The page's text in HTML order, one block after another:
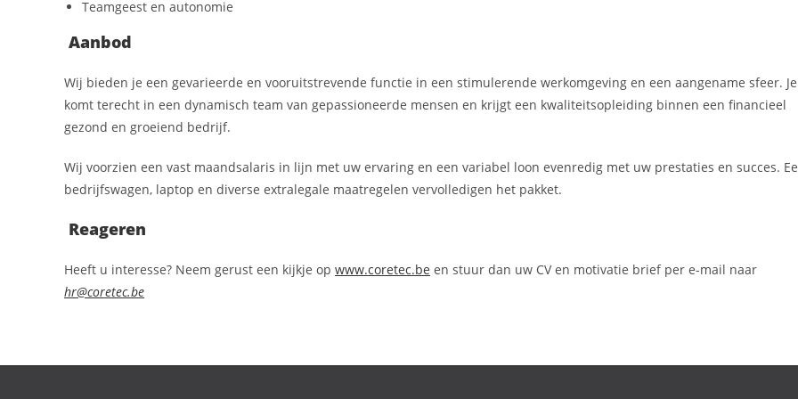
Teamgeest en autonomie
Aanbod
Wij bieden je een gevarieerde en vooruitstrevende functie in een stimulerende werkomgeving en een aangename sfeer. Je
komt terecht in een dynamisch team van gepassioneerde mensen en krijgt een kwaliteitsopleiding binnen een financieel
gezond en groeiend bedrijf.
Wij voorzien een vast maandsalaris in lijn met uw ervaring en een variabel loon evenredig met uw prestaties en succes.
bedrijfswagen, laptop en diverse extralegale maatregelen vervolledigen het pakket.
Reageren
Heeft u interesse? Neem gerust een kijkje op www.coretec.be en stuur dan uw CV en motivatie brief per e-mail naar
hr@coretec.be